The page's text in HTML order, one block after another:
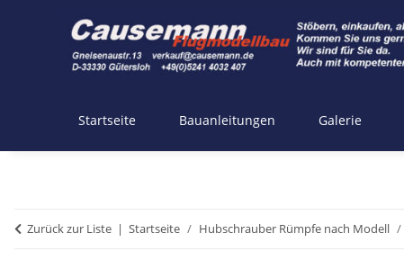
Startseite Bauanleitungen Galerie
Zurück zur Liste Startseite Hubschrauber Rümpfe nach Modell